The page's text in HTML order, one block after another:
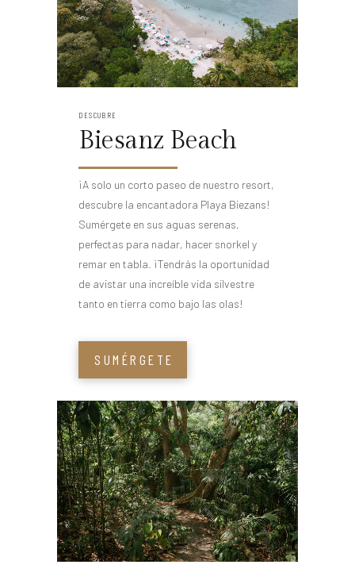
DESCUBRE
Biesanz Beach
¡A solo un corto paseo de nuestro resort,
descubre la encantadora Playa Biezans!
Sumérgete en sus aguas serenas,
perfectas para nadar, hacer snorkel y
remar en tabla. ¡Tendrás la oportunidad
de avistar una increíble vida silvestre
tanto en tierra como bajo las olas!
SUMÉRGETE